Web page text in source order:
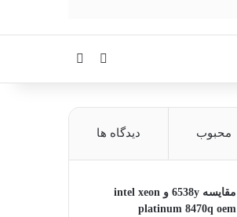
سایدبار
محبوب دیدگاه ها
مقایسه 6538y و intel xeon
platinum 8470q oem